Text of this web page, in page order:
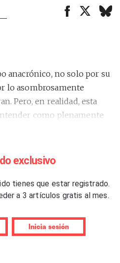
anacrónico, no solo por su
lo asombrosamente
Pero, en realidad, esta
como plenamente
pasado (“Tracey Denim”
a hacernos pensar
tres “bonus tracks”
compusieron en las
exclusivo
tienes que estar registrado.
a 3 artículos gratis al mes.
Inicia sesión